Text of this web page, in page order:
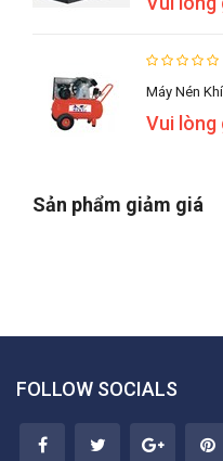
Máy Nén
Vui lòng
Sản phẩm giảm giá
FOLLOW SOCIALS